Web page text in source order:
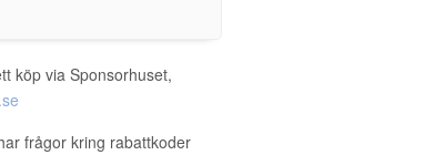
köp via Sponsorhuset,
frågor kring rabattkoder